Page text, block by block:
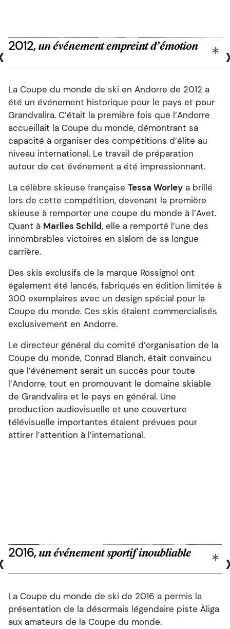
2012, un événement empreint d’émotion
La Coupe du monde de ski en Andorre de 2012 a
été un événement historique pour le pays et pour
Grandvalira. C’était la première fois que l’Andorre
accueillait la Coupe du monde, démontrant sa
capacité à organiser des compétitions d’élite au
niveau international. Le travail de préparation
autour de cet événement a été impressionnant.
La célèbre skieuse française Tessa Worley a brillé
lors de cette compétition, devenant la première
skieuse à remporter une coupe du monde à l’Avet.
Quant à Marlies Schild, elle a remporté l’une des
innombrables victoires en slalom de sa longue
carrière.
Des skis exclusifs de la marque Rossignol ont
également été lancés, fabriqués en édition limitée à
300 exemplaires avec un design spécial pour la
Coupe du monde. Ces skis étaient commercialisés
exclusivement en Andorre.
Le directeur général du comité d’organisation de la
Coupe du monde, Conrad Blanch, était convaincu
que l’événement serait un succès pour toute
l’Andorre, tout en promouvant le domaine skiable
de Grandvalira et le pays en général. Une
production audiovisuelle et une couverture
télévisuelle importantes étaient prévues pour
attirer l’attention à l’international.
2016, un événement sportif inoubliable
La Coupe du monde de ski de 2016 a permis la
présentation de la désormais légendaire piste Àliga
aux amateurs de la Coupe du monde.